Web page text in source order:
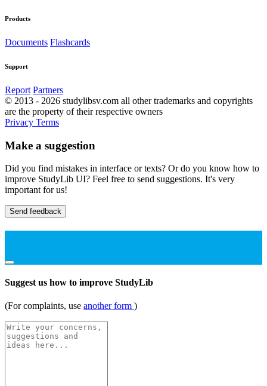
Products
Documents Flashcards
Support
Report Partners
© 2013 - 2026 studylibsv.com all other trademarks and copyrights
are the property of their respective owners
Privacy Terms
Make a suggestion
Did you find mistakes in interface or texts? Or do you know how to
improve StudyLib UI? Feel free to send suggestions. It's very
important for us!
Send feedback
Suggest us how to improve StudyLib
(For complaints, use another form )